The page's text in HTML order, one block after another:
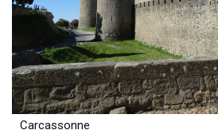
Carcassonne